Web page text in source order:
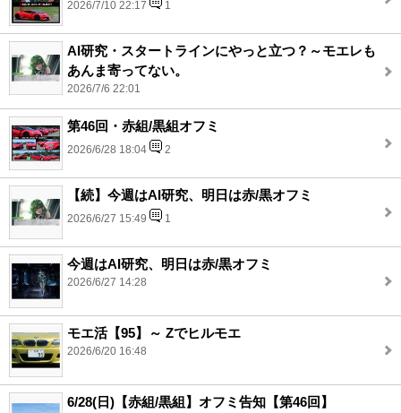
2026/7/10 22:17 1
AI研究・スタートラインにやっと立つ？～モエレも
あんま寄ってない。
2026/7/6 22:01
第46回・赤組/黒組オフミ
2026/6/28 18:04 2
【続】今週はAI研究、明日は赤/黒オフミ
2026/6/27 15:49 1
今週はAI研究、明日は赤/黒オフミ
2026/6/27 14:28
モエ活【95】～ Zでヒルモエ
2026/6/20 16:48
6/28(日)【赤組/黒組】オフミ告知【第46回】